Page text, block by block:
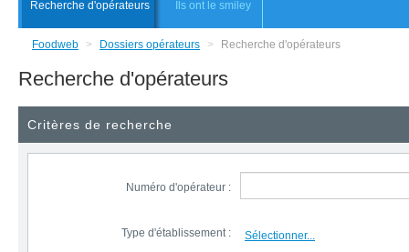
Recherche d'opérateurs Ils ont le smiley
Foodweb > Dossiers opérateurs > Recherche d'opérateurs
Recherche d'opérateurs
Critères de recherche
Numéro d'opérateur :
Type d'établissement : Sélectionner...